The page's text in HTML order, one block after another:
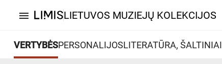
menu LIETUVOS MUZIEJŲ KOLEKCIJOS
VERTYBĖSPERSONALIJOSLITERATŪRA, ŠALTINIAI